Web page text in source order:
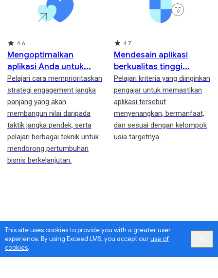
This site uses cookies to provide you with a greater user
experience. By using Exceed LMS, you accept ouruse of
cookies.
Mengoptimalkan
aplikasi Anda untuk
Pelajari cara memprioritaskan
strategi engagement jangka
panjang yang akan
membangun nilai daripada
taktik jangka pendek, serta
pelajari berbagai teknik untuk
mendorong pertumbuhan
bisnis berkelanjutan.
Rating 4.6
Mendesain aplikasi
berkualitas tinggi
Pelajari kriteria yang diinginkan
pengajar untuk memastikan
aplikasi tersebut
menyenangkan, bermanfaat,
dan sesuai dengan kelompok
usia targetnya.
Rating 4.7